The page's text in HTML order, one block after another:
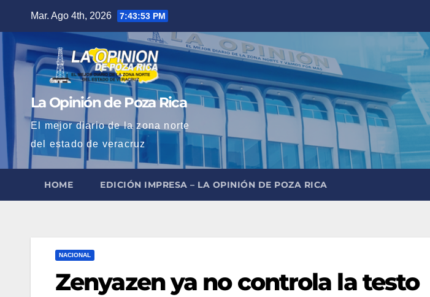
contenido
Mar. Ago 4th, 2026 7:43:54 PM
La Opinión de Poza Rica
El mejor diario de la zona norte
del estado de veracruz
HOME EDICIÓN IMPRESA – LA OPINIÓN DE POZA RICA
NACIONAL
Zenyazen ya no controla la testo